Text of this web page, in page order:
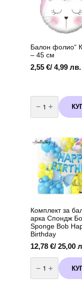
Балон фолио“
– 45 см
2,55 €/ 4,99 лв.
количество
за
Балон
фолио"
45
Комплект за
арка Спондж
Sponge Bob
Birthday
12,78 €/ 25,00
количество
за
Комплект
за